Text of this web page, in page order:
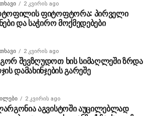
2 კვირის ago
ფიტოფტორა: პირველი
და საჭირო მოქმედებები
2 კვირის ago
შევზღუდოთ ხის სიმაღლეში ზრდა
დამახინჯების გარეშე
2 კვირის ago
აგვისტოში აუცილებლად